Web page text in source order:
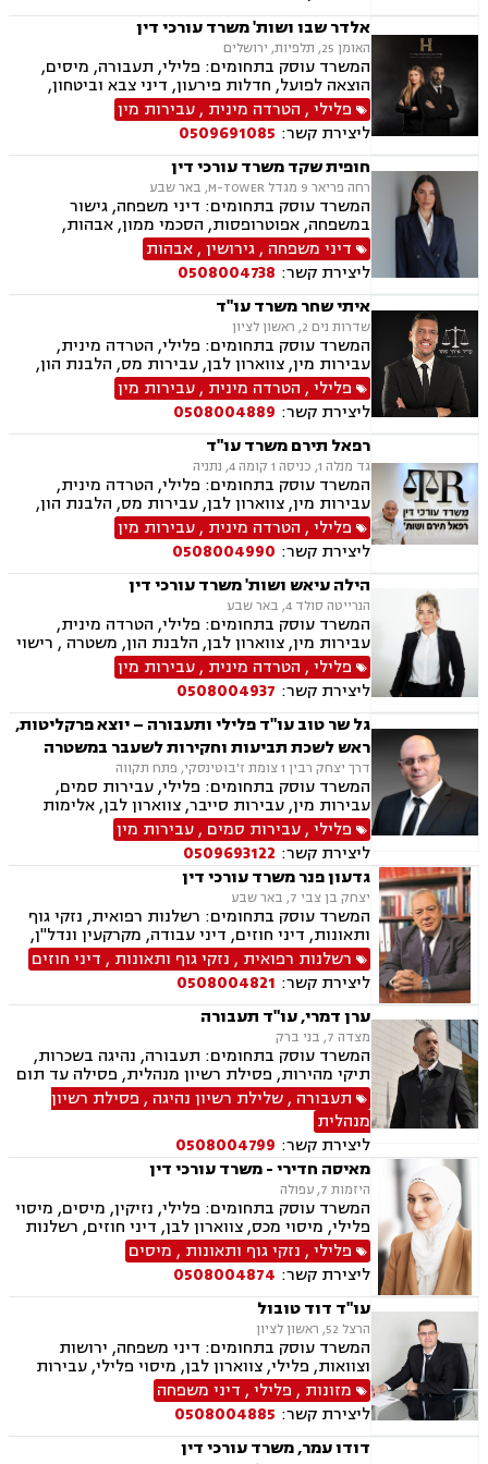
משמורת, נישואים אזרחיים, חלוקת רכוש, תיאום
הורי, זמני שהות, אומנה, ניכור הורי, עסקאות מתנה,
ידועים בציבור, פינוי מושכר, צווארון לבן, הלבנת הון,
אלימות במשפחה, עבירות סמים, נפגעי עבירה
אלדר שבו ושות' משרד עורכי דין
האומן 25, תלפיות, ירושלים
המשרד עוסק בתחומים: פלילי, תעבורה, מיסים,
הוצאה לפועל, חדלות פירעון, דיני צבא וביטחון,
ליטיגציה אזרחית
פלילי, הטרדה מינית ,עבירות מין
ליצירת קשר: 0509691085
חופית שקד משרד עורכי דין
רחה פריאר 9 מגדל M-TOWER, באר שבע
המשרד עוסק בתחומים: דיני משפחה, גישור
במשפחה, אפוטרופסות, הסכמי ממון, אבהות,
מזונות, משמורת, טוען רבני, גירושין, חוק הנוער,
חלוקת רכוש, מעמד אישי, תיאום הורי, חטיפת ילדים,
זמני שהות, ניכור הורי, פלילי, עבירות מין, הטרדה
מינית, מחיקת רישום פלילי, אלימות במשפחה, ייצוג
קטינים, ירושות וצוואות, לשון הרע.
דיני משפחה ,גירושין,אבהות
ליצירת קשר: 0508004738
איתי שחר משרד עו"ד
שדרות נים 2, ראשון לציון
המשרד עוסק בתחומים: פלילי, הטרדה מינית,
עבירות מין, צווארון לבן, עבירות מס, הלבנת הון,
רישוי נשק ייצוג קטינים, אלימות במשפחה, עבירות
סמים, וועדת שיחרורים, עבירות סייבר וכו', דיני
מקרקעין ונדל"ן, תכנון ובניה, דיור מוגן, אגודות
שיתופיות ליקויי בנייה, מושבים וקיבוצים, פינוי
בינוי, קבוצות רכישה עסקאות מכר דירה, פינוי
מושכר הפקעת קרקעות, מגרשים לבניה, דיירות
מוגנת, נחלות ומשקים במושבים, רשות מקרקעי
ישראל, צווי הריסה, רישום קבלנים, בתים משותפים,
נדל"ן ביהודה ושומרון,
פלילי, הטרדה מינית ,עבירות מין
ליצירת קשר: 0508004889
רפאל תירם משרד עו"ד
גד מנלה 1, כניסה 1 קומה 4, נתניה
המשרד עוסק בתחומים: פלילי, הטרדה מינית,
עבירות מין, צווארון לבן, עבירות מס, הלבנת הון,
אלימות במשפחה, עבירות סמים, ועדת שיחרורים,
תעבורה, נהיגה בשכרות, שלילת רישיון נהיגה,
פסילת רישיון מנהלית, המכון הרפואי לבטיחות
בדרכים, פשיטת רגל, הוצאה לפועל, דיני משפלה,
הסכמי ממון, צוואות וירושות, יפוי כוח מתמשך
פלילי, הטרדה מינית ,עבירות מין
ליצירת קשר: 0508004990
הילה עיאש ושות' משרד עורכי דין
הנרייטה סולד 4, באר שבע
המשרד עוסק בתחומים: פלילי, הטרדה מינית,
עבירות מין, צווארון לבן, הלבנת הון, משטרה , רישוי
נשק, ייצוג קטינים, אלימות במשפחה, עבירות סמים,
גרימת מוות ברשלנות, עבירות סייבר, חוק הנוער,
עבירות המתה, עבירות נשק, עבירות רכוש
פלילי, הטרדה מינית ,עבירות מין
ליצירת קשר: 0508004937
גל שר טוב עו"ד פלילי ותעבורה – יוצא פרקליטות,
ראש לשכת תביעות וחקירות לשעבר במשטרה
דרך יצחק רבין 1 צומת ז'בוטינסקי, פתח תקווה
המשרד עוסק בתחומים: פלילי, עבירות סמים,
עבירות מין, עבירות סייבר, צווארון לבן, אלימות
במשפחה, ייצוג קטינים, תעבורה, נהיגה בשכרות,
שלילת רשיון נהיגה, פסילת רשיון מנהלית, משטרה,
גרימת מוות ברשלנות, מעצרים, מעצרים עד תום
הליכים,עברות המתה, שחרורים בתנאים
פלילי,עבירות סמים ,עבירות מין
ליצירת קשר: 0509693122
גדעון פנר משרד עורכי דין
יצחק בן צבי 7, באר שבע
המשרד עוסק בתחומים: רשלנות רפואית, נזקי גוף
ותאונות, דיני חוזים, דיני עבודה, מקרקעין ונדל"ן,
דיני משפחה, בנקים, פלילי, נזקי גוף, תאונות עבודה,
תאונות דרכים, משפט מסחרי, תביעות ביטוח ונזקי
רכוש, ייפוי כוח מתמשך, נוטריון , רשלנות רפואית-
הריון ולידה, לשון הרע, תאונות ספורט, בריאות
הנפש, אובדן כושר עבודה , תאונות תלמידים,
תאונות עקב רשלנות, נזקי רכוש, קבלנות חוזית,
השקעות בחו"ל, דין משמעתי, עובדים זרים, זכויות
נשים בהריון, תכנון ובניה, דיור מוגן, אגודות
שיתופיות, ליקויי בנייה, מושבים וקיבוצים , ועוד
רשלנות רפואית , נזקי גוף ותאונות , דיני חוזים
ליצירת קשר: 0508004821
ערן דמרי, עו"ד תעבורה
מצדה 7, בני ברק
המשרד עוסק בתחומים: תעבורה, נהיגה בשכרות,
תיקי מהירות, פסילת רשיון מנהלית, פסילה עד תום
ההליכים המשפטיים, תאונות דרכים, עבירות סמים,
משטרה
תעבורה ,שלילת רשיון נהיגה , פסילת רשיון
מנהלית
ליצירת קשר: 0508004799
מאיסה חדירי - משרד עורכי דין
היזמות 7, עפולה
המשרד עוסק בתחומים: פלילי, נזיקין, מיסים, מיסוי
פלילי, מיסוי מכס, צווארון לבן, דיני חוזים, רשלנות
רפואית, דיני ביטוח, דיני חברות, הוצאה לפועל,
ביטוח לאומי, דיני עבודה, חדלות פירעון, עבירות
מס, תאונות עבודה, תאונות תלמידים, תביעות גזזת
פלילי, נזקי גוף ותאונות , מיסים
ליצירת קשר: 0508004874
עו"ד דוד טובול
הרצל 52, ראשון לציון
המשרד עוסק בתחומים: דיני משפחה, ירושות
וצוואות, פלילי, צווארון לבן, מיסוי פלילי, עבירות
מס, תעבורה, נהיגה בשכרות, שלילת רשיון נהיגה,
נוטריון, נדל"ן, עסקאות מכר דירה, לשון הרע
מזונות , פלילי, דיני משפחה
ליצירת קשר: 0508004885
דודו עמר, משרד עורכי דין